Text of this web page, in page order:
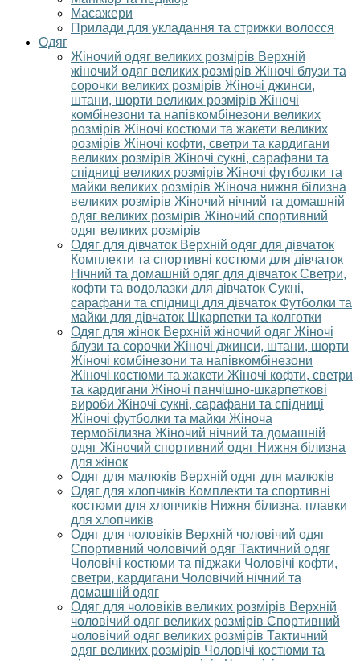
Масажери
Прилади для укладання та стрижки волосся
Одяг
Жіночий одяг великих розмірів Верхній
жіночий одяг великих розмірів Жіночі блузи та
сорочки великих розмірів Жіночі джинси,
штани, шорти великих розмірів Жіночі
комбінезони та напівкомбінезони великих
розмірів Жіночі костюми та жакети великих
розмірів Жіночі кофти, светри та кардигани
великих розмірів Жіночі сукні, сарафани та
спідниці великих розмірів Жіночі футболки та
майки великих розмірів Жіноча нижня білизна
великих розмірів Жіночий нічний та домашній
одяг великих розмірів Жіночий спортивний
одяг великих розмірів
Одяг для дівчаток Верхній одяг для дівчаток
Комплекти та спортивні костюми для дівчаток
Нічний та домашній одяг для дівчаток Светри,
кофти та водолазки для дівчаток Сукні,
сарафани та спідниці для дівчаток Футболки та
майки для дівчаток Шкарпетки та колготки
Одяг для жінок Верхній жіночий одяг Жіночі
блузи та сорочки Жіночі джинси, штани, шорти
Жіночі комбінезони та напівкомбінезони
Жіночі костюми та жакети Жіночі кофти, светри
та кардигани Жіночі панчішно-шкарпеткові
вироби Жіночі сукні, сарафани та спідниці
Жіночі футболки та майки Жіноча
термобілизна Жіночий нічний та домашній
одяг Жіночий спортивний одяг Нижня білизна
для жінок
Одяг для малюків Верхній одяг для малюків
Одяг для хлопчиків Комплекти та спортивні
костюми для хлопчиків Нижня білизна, плавки
для хлопчиків
Одяг для чоловіків Верхній чоловічий одяг
Спортивний чоловічий одяг Тактичний одяг
Чоловічі костюми та піджаки Чоловічі кофти,
светри, кардигани Чоловічий нічний та
домашній одяг
Одяг для чоловіків великих розмірів Верхній
чоловічий одяг великих розмірів Спортивний
чоловічий одяг великих розмірів Тактичний
одяг великих розмірів Чоловічі костюми та